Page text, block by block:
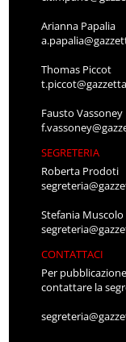
Arianna Papalia
Thomas Piccot
Fausto Vassoney
SEGRETERIA
Roberta Prodoti
Stefania Muscolo
CONTATTACI
Per
contattare la